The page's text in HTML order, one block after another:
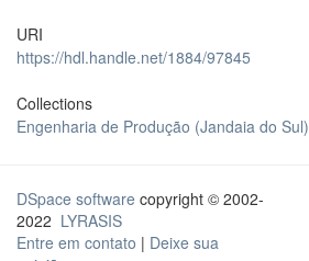
URI
https://hdl.handle.net/1884/97845
Collections
Engenharia de Produção (Jandaia do Sul)
DSpace software copyright © 2002-
2022 LYRASIS
Entre em contato | Deixe sua